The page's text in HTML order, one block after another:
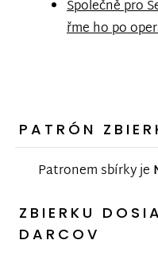
Společně pro
řme ho po
PATRÓN
Patronem sbírky je
ZBIERKU
DARCOV